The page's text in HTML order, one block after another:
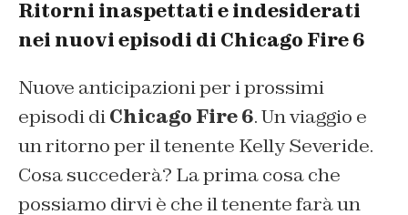
Ritorni inaspettati e indesiderati
nei nuovi episodi di Chicago Fire 6
Nuove anticipazioni per i prossimi
episodi diChicago Fire 6. Un viaggio e
un ritorno per il tenente Kelly Severide.
Cosa succederà? La prima cosa che
possiamo dirvi è che il tenente farà un